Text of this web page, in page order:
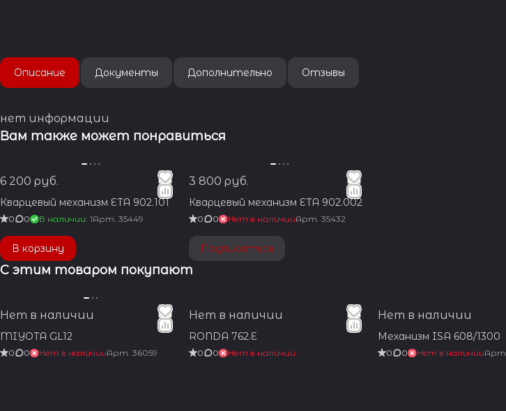
Описание Документы Дополнительно Отзывы
нет информации
Вам также может понравиться
6 200 руб.
Кварцевый механизм ETA 902.101
0 0 В наличии: 1Арт. 35449
В корзину
3 800 руб.
Кварцевый механизм ETA 902.002
0 0 Нет в наличииАрт.35432
Подписаться
С этим товаром покупают
Нет в наличии
MIYOTA GL12
0 0 Нет в наличииАрт. 36059
Нет в наличии
RONDA 762.E
0 0 Нет в наличии
Нет в наличии
Механизм ISA 608/1300
0 0 Нет в наличии